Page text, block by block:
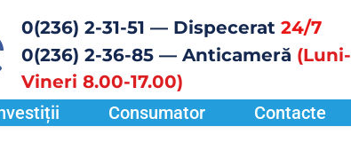
0(236) 2-31-51 — Dispecerat 24/7
0(236) 2-36-85 — Anticameră (Luni-
Vineri 8.00-17.00)
Consumator Contacte